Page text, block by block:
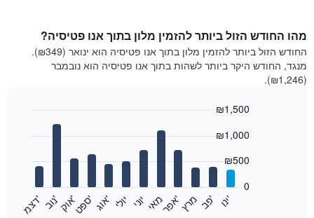
מהו החודש הזול ביותר להזמין מלון בתוך אנו פטיסיה?
החודש הזול ביותר להזמין מלון בתוך אנו פטיסיה הוא ינואר (₪349).
מנגד, החודש היקר ביותר לשהות בתוך אנו פטיסיה הוא נובמבר
(₪1,246).
י
נ
ו
' פ
ב​​​​​​​
' מרץא
פ
ר
' מאי יוני יולי א
ו
ג
' ס
פ
ט
' א
ו
ק
' נ
ו
ב
' ד
צ
מ
'
0
₪500
₪1,000
₪1,500